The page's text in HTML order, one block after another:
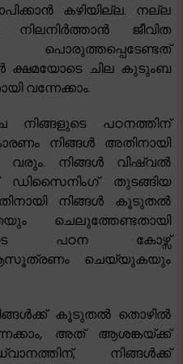
കഴിയില്ല. നല്ല
ജീവിത
ക്ഷമയോടെ ചില കുടുംബ
വന്നേക്കാം.
പഠനത്തിന്
നിങ്ങൾ അതിനായി
വരും. നിങ്ങൾ വിഷ്വൽ
ഡിസൈനിംഗ് തുടങ്ങിയ
നിങ്ങൾ കൂടുതൽ
ചെലുത്തേണ്ടതായി
പഠന കോഴ്സ്
ആസൂത്രണം ചെയ്യുകയും
കൂടുതൽ തൊഴിൽ
അത് ആശങ്കയ്ക്ക്
നിങ്ങൾക്ക്